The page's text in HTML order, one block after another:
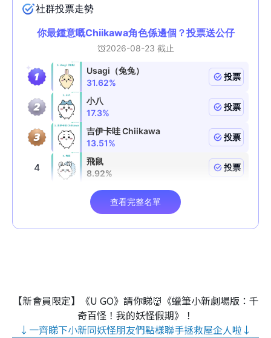
【新會員限定】《U GO》請你睇👹《蠟筆小新劇場版：千
奇百怪！我的妖怪假期》！
↓一齊睇下小新同妖怪朋友們點樣聯手拯救屋企人啦↓